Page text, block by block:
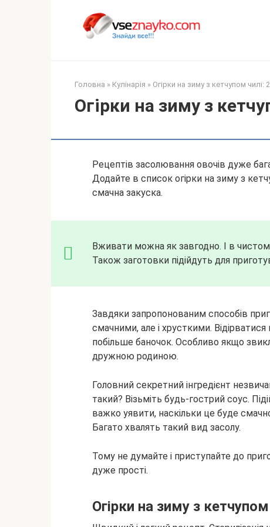
Головна » Кулінарія » Огірки на зиму з кетчупом чилі:
Огірки на зиму з
Рецептів засолювання овочів дуже
Додайте в список огірки на зиму з
смачна закуска.
Вживати можна як завгодно. І в
Також заготовки підійдуть для
Завдяки запропонованим способів
смачними, але і хрусткими.
побільше баночок. Особливо якщо
дружною родиною.
Головний секретний інгредієнт
такий? Візьміть будь-гострий соус.
важко уявити, наскільки це буде
Багато хвалять такий вид засолу.
Тому не думайте і приступайте до
дуже прості.
Огірки на зиму з кетчупом